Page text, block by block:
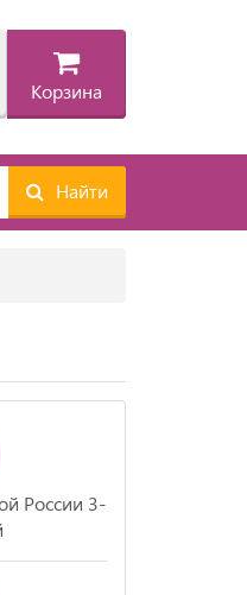
Корзина
Найти
России 3-